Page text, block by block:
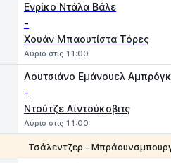
Ενρίκο Ντάλα Βάλε
-
Χουάν Μπαουτίστα Τόρες
Αύριο στις 11:00
Λουτσιάνο Εμάνουελ
-
Ντούτζε Αϊντούκοβιτς
Αύριο στις 11:00
Τσάλεντζερ -